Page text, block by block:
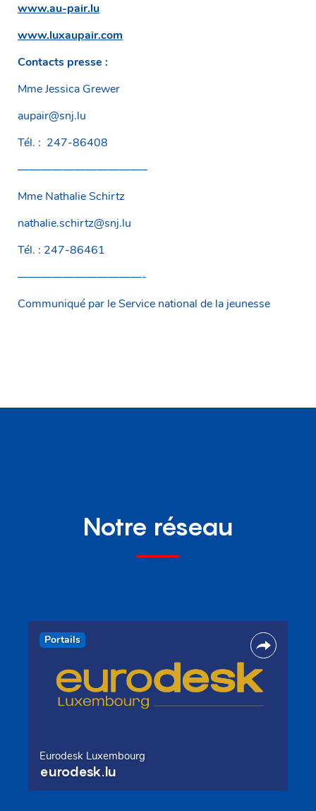
www.au-pair.lu
www.luxaupair.com
Contacts presse :
Mme Jessica Grewer
aupair@snj.lu
Tél. : 247-86408
———————————–
Mme Nathalie Schirtz
nathalie.schirtz@snj.lu
Tél. : 247-86461
———————————-
Communiqué par le Service national de la jeunesse
Notre réseau
Portails
Eurodesk Luxembourg
eurodesk.lu